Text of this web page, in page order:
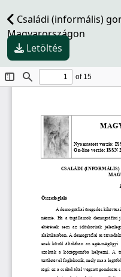
Családi (informális)
Magyarországon
Letöltés